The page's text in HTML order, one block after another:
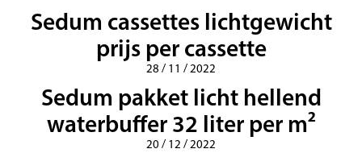
Sedum cassettes lichtgewicht
prijs per cassette
28 / 11 / 2022
Sedum pakket licht hellend
waterbuffer 32 liter per m²
20 / 12 / 2022